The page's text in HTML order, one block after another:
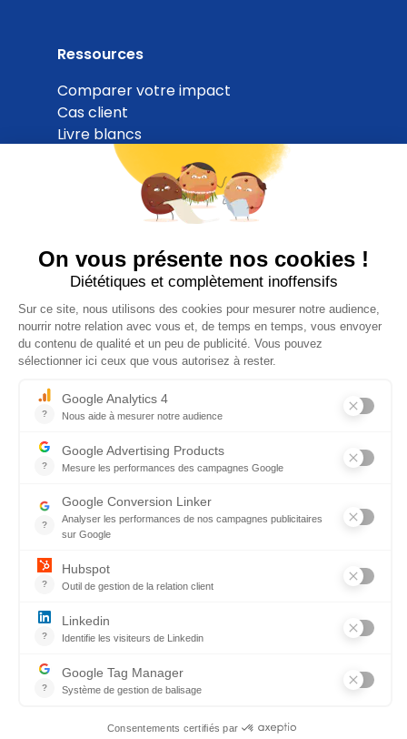
Ressources
Comparer votre impact
Cas client
Livre blancs
ESG Navigator
ESG Budget Checker
A propos
Demander une démo
Nous rejoindre
Page presse
Inscrivez-vous
Recevez l’actualité RSE, nos astuces et tous nos
conseils pour améliorer votre impact !
Je m’inscris à la newsletter !
Gestion des données
Zei © 2026. Tous droits réservés.